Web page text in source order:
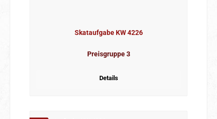
Skataufgabe KW 4226
Preisgruppe 3
Details